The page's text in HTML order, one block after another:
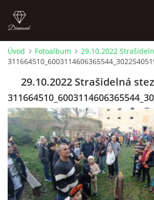
LETNÍ KINO NA HRADĚ 2022
ÚVOD
KONTAKT
FOTOALBUM
Úvod Fotoalbum
29.10.2022
29.10.2022 Strašidelná